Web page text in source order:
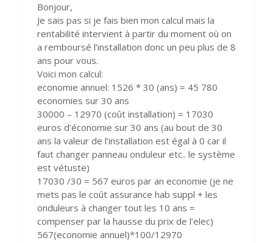
Bonjour,
Je sais pas si je fais bien mon calcul mais la
rentabilité intervient à partir du moment où on
a remboursé l’installation donc un peu plus de 8
ans pour vous.
Voici mon calcul:
economie annuel: 1526 * 30 (ans) = 45 780
economies sur 30 ans
30000 – 12970 (coût installation) = 17030
euros d’économie sur 30 ans (au bout de 30
ans la valeur de l’installation est égal à 0 car il
faut changer panneau onduleur etc.. le système
est vétuste)
17030 /30 = 567 euros par an economie (je ne
mets pas le coût assurance hab suppl + les
onduleurs à changer tout les 10 ans =
compenser par la hausse du prix de l’elec)
567(economie annuel)*100/12970